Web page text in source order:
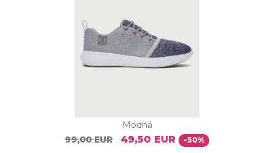
Modná
99,00 EUR
49,50 EUR -50%